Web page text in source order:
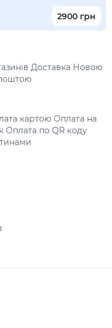
2900 грн
Доставка Новою
картою Оплата на
Оплата по QR коду